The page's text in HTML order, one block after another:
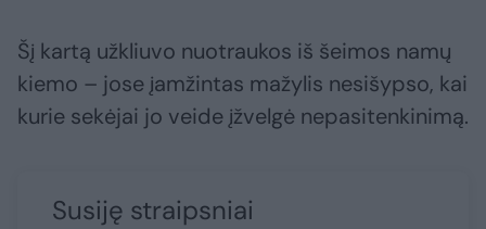
Šį kartą užkliuvo nuotraukos iš šeimos namų
kiemo – jose įamžintas mažylis nesišypso, kai
kurie sekėjai jo veide įžvelgė nepasitenkinimą.
Susiję straipsniai